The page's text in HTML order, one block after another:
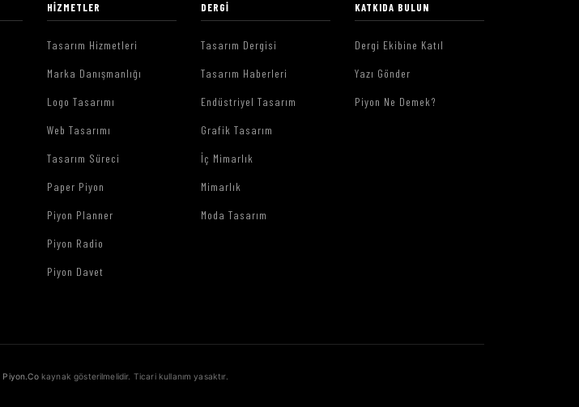
HIZMETLER
Tasarım Hizmetleri
Marka Danışmanlığı
Logo Tasarımı
Web Tasarımı
Tasarım Süreci
Paper Piyon
Piyon Planner
Piyon Radio
Piyon Davet
DERGI
Tasarım Dergisi
Tasarım Haberleri
Endüstriyel Tasarım
Grafik Tasarım
İç Mimarlık
Mimarlık
Moda Tasarım
KATKIDA BULUN
Dergi Ekibine Katıl
Yazı Gönder
Piyon Ne Demek?
Piyon.Cokaynak gösterilmelidir. Ticari kullanım yasaktır.